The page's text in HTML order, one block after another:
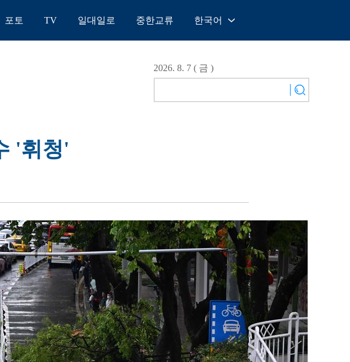
포토 TV 일대일로 중한교류 한국어
English
Español
2026. 8. 7 ( 금 )
'휘청'